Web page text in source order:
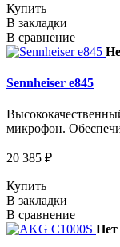
Купить
В закладки
В сравнение
Sennheiser e845
микрофон.
20 385 ₽
Купить
В закладки
В сравнение
Нет